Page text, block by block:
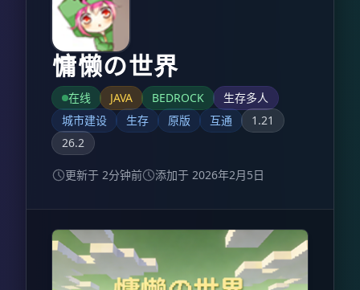
慵懒の世界
在线 JAVA BEDROCK
生存多人
城市建设
生存 原版 互通
1.21
26.2
更新于 2分钟前 添加于 2026年2月5日